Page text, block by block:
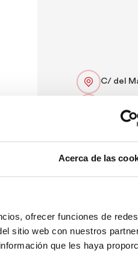
Acerca de las
ofrecer funciones de
sitio web con nuestros
que les haya
C/ del
Web